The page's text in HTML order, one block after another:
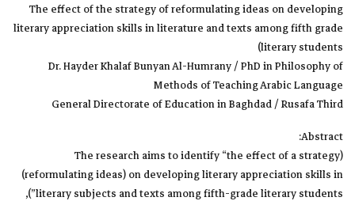
The effect of the strategy of reformulating ideas on developing
literary appreciation skills in literature and texts among fifth grade
literary students)
Dr. Hayder Khalaf Bunyan Al-Humrany / PhD in Philosophy of
Methods of Teaching Arabic Language
General Directorate of Education in Baghdad / Rusafa Third
Abstract:
(The research aims to identify “the effect of a strategy
(reformulating ideas) on developing literary appreciation skills in
literary subjects and texts among fifth-grade literary students”),